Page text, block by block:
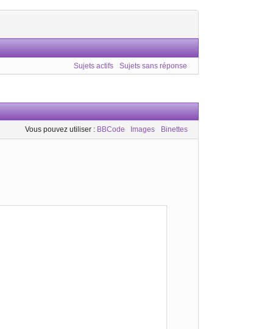
Sujets actifs Sujets sans réponse
Vous pouvez utiliser : BBCode Images Binettes